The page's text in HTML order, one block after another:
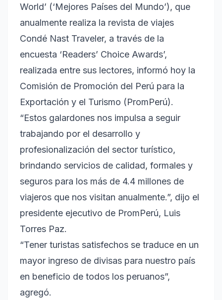
World’ (‘Mejores Países del Mundo’), que
anualmente realiza la revista de viajes
Condé Nast Traveler, a través de la
encuesta ‘Readers’ Choice Awards’,
realizada entre sus lectores, informó hoy la
Comisión de Promoción del Perú para la
Exportación y el Turismo (PromPerú).
“Estos galardones nos impulsa a seguir
trabajando por el desarrollo y
profesionalización del sector turístico,
brindando servicios de calidad, formales y
seguros para los más de 4.4 millones de
viajeros que nos visitan anualmente.”, dijo el
presidente ejecutivo de PromPerú, Luis
Torres Paz.
“Tener turistas satisfechos se traduce en un
mayor ingreso de divisas para nuestro país
en beneficio de todos los peruanos”,
agregó.